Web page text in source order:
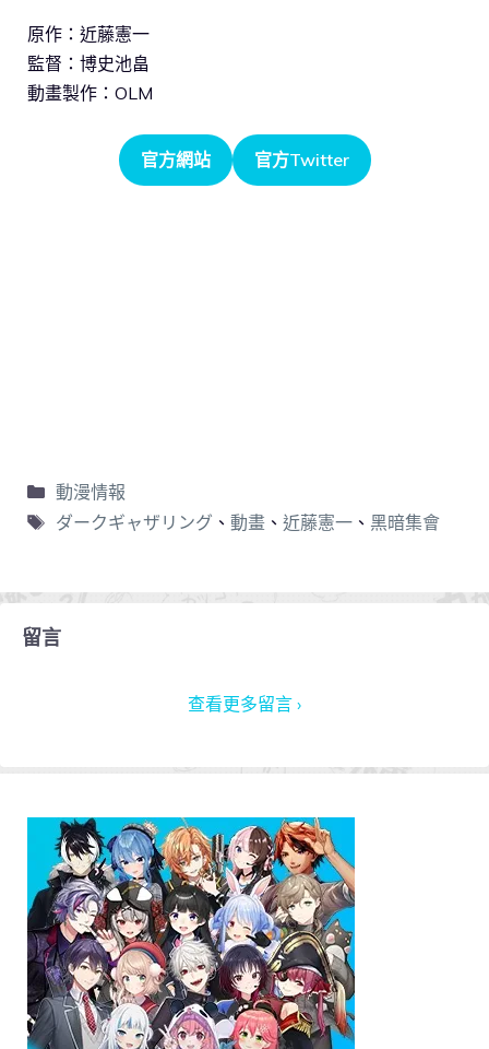
原作：近藤憲一
監督：博史池畠
動畫製作：OLM
官方網站 官方Twitter
動漫情報
ダークギャザリング 、 動畫、 近藤憲一、 黑暗集會
留言
查看更多留言 ›